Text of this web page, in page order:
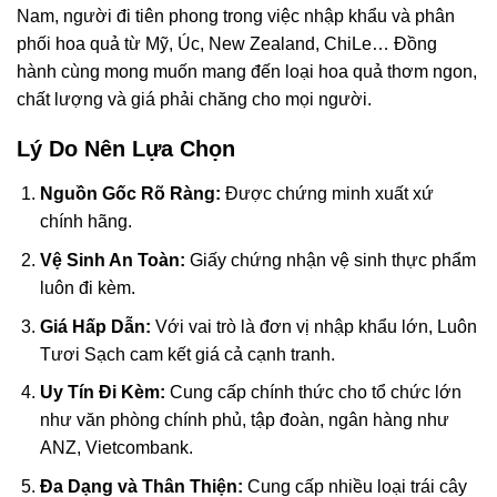
Nam, người đi tiên phong trong việc nhập khẩu và phân
phối hoa quả từ Mỹ, Úc, New Zealand, ChiLe… Đồng
hành cùng mong muốn mang đến loại hoa quả thơm ngon,
chất lượng và giá phải chăng cho mọi người.
Lý Do Nên Lựa Chọn
Nguồn Gốc Rõ Ràng: Được chứng minh xuất xứ
chính hãng.
Vệ Sinh An Toàn: Giấy chứng nhận vệ sinh thực phẩm
luôn đi kèm.
Giá Hấp Dẫn: Với vai trò là đơn vị nhập khẩu lớn, Luôn
Tươi Sạch cam kết giá cả cạnh tranh.
Uy Tín Đi Kèm: Cung cấp chính thức cho tổ chức lớn
như văn phòng chính phủ, tập đoàn, ngân hàng như
ANZ, Vietcombank.
Đa Dạng và Thân Thiện: Cung cấp nhiều loại trái cây